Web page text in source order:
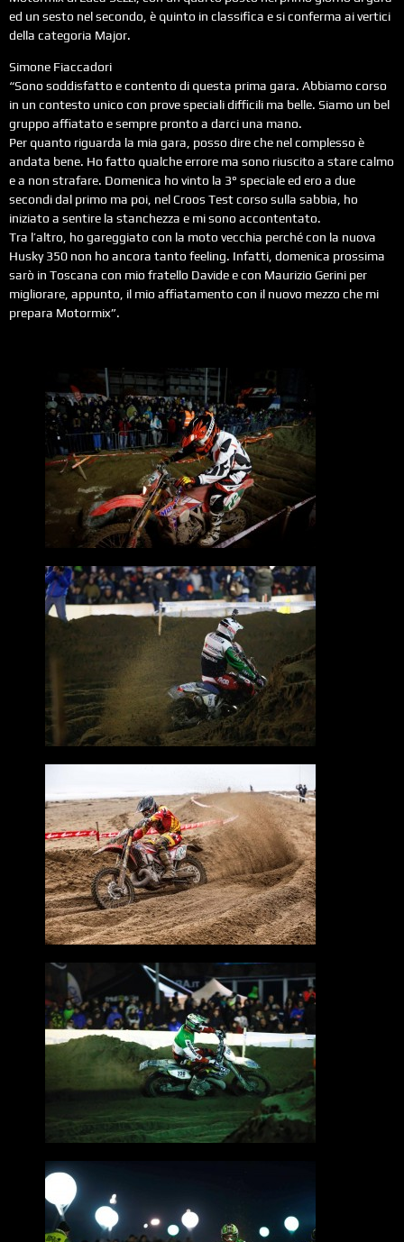
ed un sesto nel secondo, è quinto in classifica e si conferma ai vertici
della categoria Major.
Simone Fiaccadori
“Sono soddisfatto e contento di questa prima gara. Abbiamo corso
in un contesto unico con prove speciali difficili ma belle. Siamo un bel
gruppo affiatato e sempre pronto a darci una mano.
Per quanto riguarda la mia gara, posso dire che nel complesso è
andata bene. Ho fatto qualche errore ma sono riuscito a stare calmo
e a non strafare. Domenica ho vinto la 3° speciale ed ero a due
secondi dal primo ma poi, nel Croos Test corso sulla sabbia, ho
iniziato a sentire la stanchezza e mi sono accontentato.
Tra l’altro, ho gareggiato con la moto vecchia perché con la nuova
Husky 350 non ho ancora tanto feeling. Infatti, domenica prossima
sarò in Toscana con mio fratello Davide e con Maurizio Gerini per
migliorare, appunto, il mio affiatamento con il nuovo mezzo che mi
prepara Motormix”.